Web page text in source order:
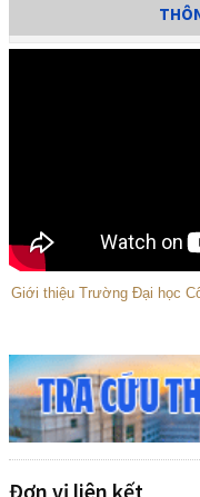
Giới thiệu Trường Đại học
Đơn vị liên kết